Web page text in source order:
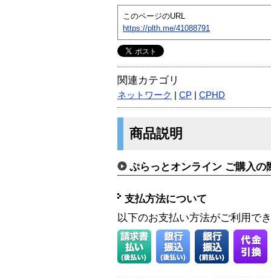
このページのURL
https://plth.me/41088791
関連カテゴリ
ネットワーク CP CPHD
商品説明
ぷらっとオンライン ご購入の
支払方法について
以下のお支払い方法がご利用で